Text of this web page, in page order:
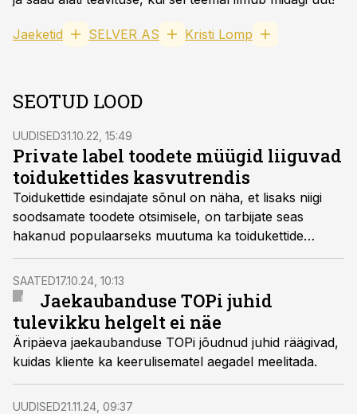
Jaeketid SELVER AS Kristi Lomp
SEOTUD LOOD
UUDISED31.10.22, 15:49
Private label toodete müügid liiguvad
toidukettides kasvutrendis
Toidukettide esindajate sõnul on näha, et lisaks niigi
soodsamate toodete otsimisele, on tarbijate seas
hakanud populaarseks muutuma ka toidukettide
omamärgitoodete ostmine.
SAATED17.10.24, 10:13
Jaekaubanduse TOPi juhid
tulevikku helgelt ei näe
Äripäeva jaekaubanduse TOPi jõudnud juhid räägivad,
kuidas kliente ka keerulisematel aegadel meelitada.
UUDISED21.11.24, 09:37